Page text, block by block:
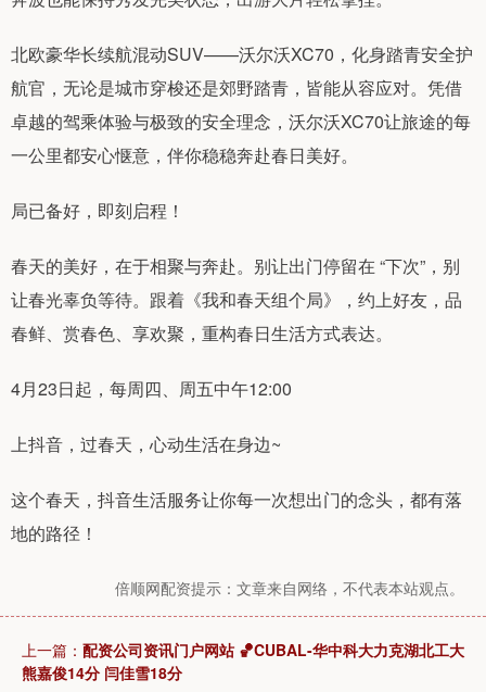
北欧豪华长续航混动SUV——沃尔沃XC70，化身踏青安全护
航官，无论是城市穿梭还是郊野踏青，皆能从容应对。凭借
卓越的驾乘体验与极致的安全理念，沃尔沃XC70让旅途的每
一公里都安心惬意，伴你稳稳奔赴春日美好。
局已备好，即刻启程！
春天的美好，在于相聚与奔赴。别让出门停留在 “下次”，别
让春光辜负等待。跟着《我和春天组个局》，约上好友，品
春鲜、赏春色、享欢聚，重构春日生活方式表达。
4月23日起，每周四、周五中午12:00
上抖音，过春天，心动生活在身边~
这个春天，抖音生活服务让你每一次想出门的念头，都有落
地的路径！
倍顺网配资提示：文章来自网络，不代表本站观点。
上一篇： 配资公司资讯门户网站 🏀CUBAL-华中科大力克湖北工大
熊嘉俊14分 闫佳雪18分